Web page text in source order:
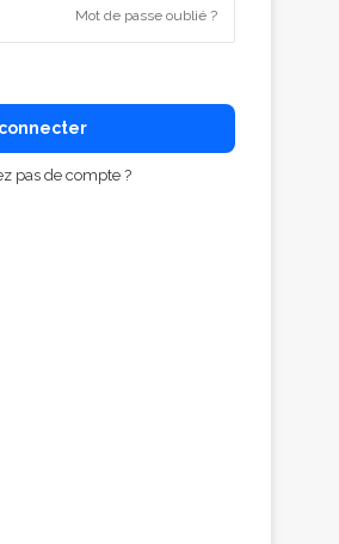
Mot de passe oublié ?
pas de compte ?